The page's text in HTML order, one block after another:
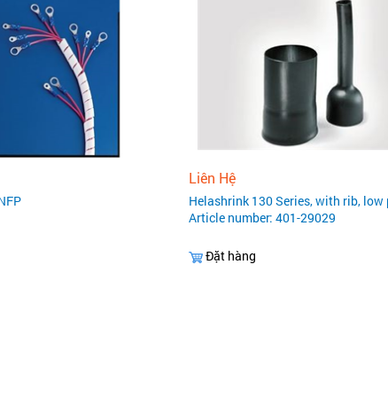
Liên Hệ
Helashrink 130 Series, with rib, low
Article number: 401-29029
Đặt hàng